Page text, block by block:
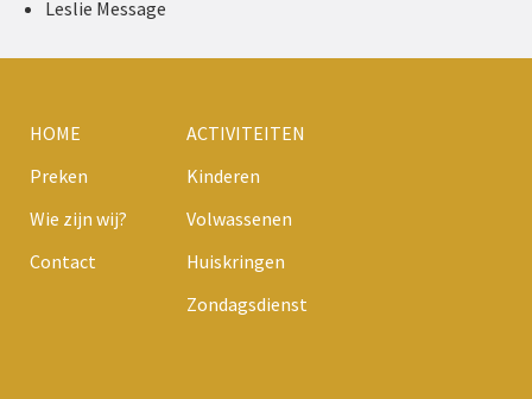
Leslie Message
HOME
Preken
Wie zijn wij?
Contact
ACTIVITEITEN
Kinderen
Volwassenen
Huiskringen
Zondagsdienst